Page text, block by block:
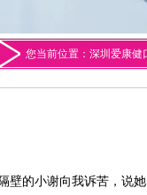
您当前位置： 深圳爱康健
壁的小谢向我诉苦，说